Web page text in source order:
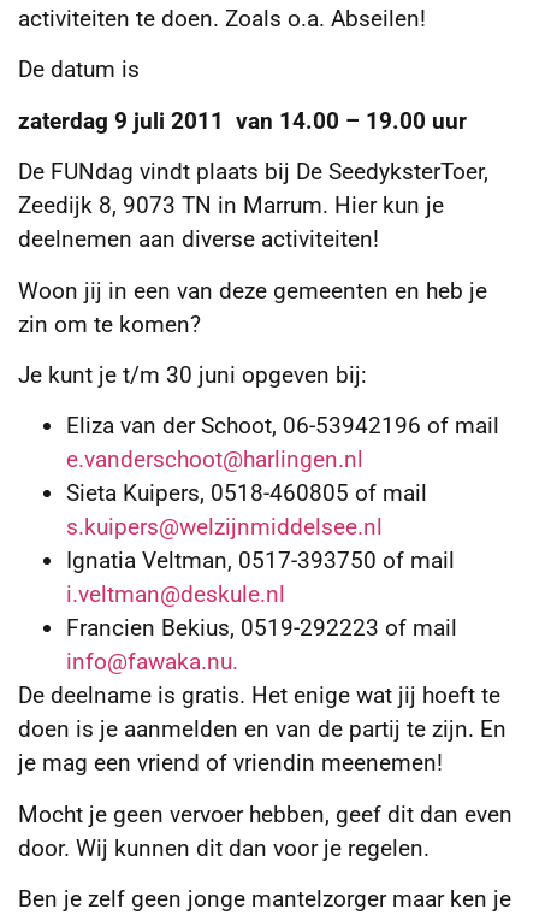
activiteiten te doen. Zoals o.a. Abseilen!
De datum is
zaterdag 9 juli 2011 van 14.00 – 19.00 uur
De FUNdag vindt plaats bij De SeedyksterToer,
Zeedijk 8, 9073 TN in Marrum. Hier kun je
deelnemen aan diverse activiteiten!
Woon jij in een van deze gemeenten en heb je
zin om te komen?
Je kunt je t/m 30 juni opgeven bij:
Eliza van der Schoot, 06-53942196 of mail
e.vanderschoot@harlingen.nl
Sieta Kuipers, 0518-460805 of mail
s.kuipers@welzijnmiddelsee.nl
Ignatia Veltman, 0517-393750 of mail
i.veltman@deskule.nl
Francien Bekius, 0519-292223 of mail
info@fawaka.nu.
De deelname is gratis. Het enige wat jij hoeft te
doen is je aanmelden en van de partij te zijn. En
je mag een vriend of vriendin meenemen!
Mocht je geen vervoer hebben, geef dit dan even
door. Wij kunnen dit dan voor je regelen.
Ben je zelf geen jonge mantelzorger maar ken je